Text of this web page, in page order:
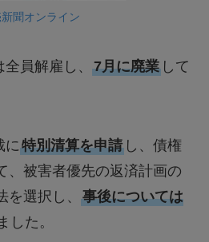
聞オンライン
員解雇し、 7月に廃業して
に特別清算を申請し、債権
、被害者優先の返済計画の
選択し、 事後については
した。